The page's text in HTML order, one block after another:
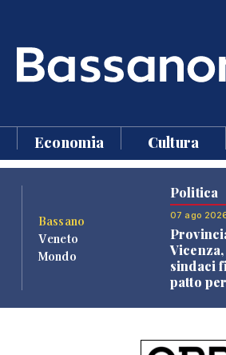
Economia Cultura
Bassano
Veneto
Mondo
Politica
07 ago
sindaci
patto